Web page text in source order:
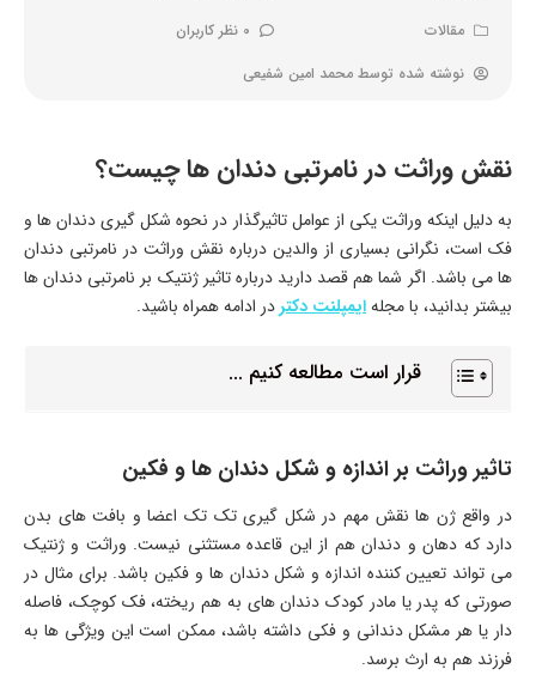
مقالات
0 نظر کاربران
نوشته شده توسط محمد امین شفیعی
نقش وراثت در نامرتبی دندان ها چیست؟
به دلیل اینکه وراثت یکی از عوامل تاثیرگذار در نحوه شکل گیری دندان ها و
فک است، نگرانی بسیاری از والدین درباره نقش وراثت در نامرتبی دندان
ها می باشد. اگر شما هم قصد دارید درباره تاثیر ژنتیک بر نامرتبی دندان ها
بیشتر بدانید، با مجلهایمپلنت دکتردر ادامه همراه باشید.
قرار است مطالعه کنیم ...
تاثیر وراثت بر اندازه و شکل دندان ها و فکین
در واقع ژن ها نقش مهم در شکل گیری تک تک اعضا و بافت های بدن
دارد که دهان و دندان هم از این قاعده مستثنی نیست. وراثت و ژنتیک
می تواند تعیین کننده اندازه و شکل دندان ها و فکین باشد. برای مثال در
صورتی که پدر یا مادر کودک دندان های به هم ریخته، فک کوچک، فاصله
دار یا هر مشکل دندانی و فکی داشته باشد، ممکن است این ویژگی ها به
فرزند هم به ارث برسد.